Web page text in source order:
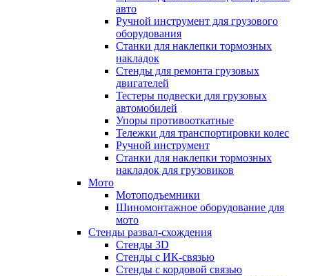
авто
Ручной инструмент для грузового
оборудования
Станки для наклепки тормозных
накладок
Стенды для ремонта грузовых
двигателей
Тестеры подвески для грузовых
автомобилей
Упоры противооткатные
Тележки для транспортировки колес
Ручной инструмент
Станки для наклепки тормозных
накладок для грузовиков
Мото
Мотоподъемники
Шиномонтажное оборудование для
мото
Стенды развал-схождения
Стенды 3D
Стенды с ИК-связью
Стенды с кордовой связью